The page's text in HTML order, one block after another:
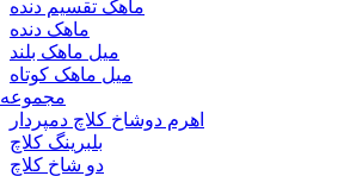
ماهک تقسیم دنده
ماهک دنده
میل ماهک بلند
میل ماهک کوتاه
مجموعه
اهرم دوشاخ کلاچ دمپردار
بلبرینگ کلاچ
دو شاخ کلاچ